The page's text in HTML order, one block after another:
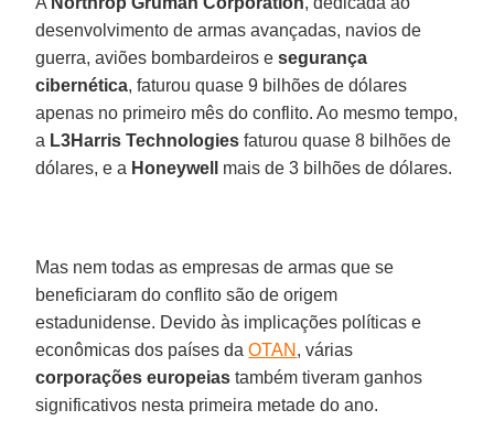
desenvolvimento de armas avançadas, navios de
guerra, aviões bombardeiros esegurança
cibernética, faturou quase 9 bilhões de dólares
apenas no primeiro mês do conflito. Ao mesmo tempo,
a L3Harris Technologies faturou quase 8 bilhões de
dólares, e a Honeywell mais de 3 bilhões de dólares.
Mas nem todas as empresas de armas que se
beneficiaram do conflito são de origem
estadunidense. Devido às implicações políticas e
econômicas dos países daOTAN , várias
corporações europeias também tiveram ganhos
significativos nesta primeira metade do ano.